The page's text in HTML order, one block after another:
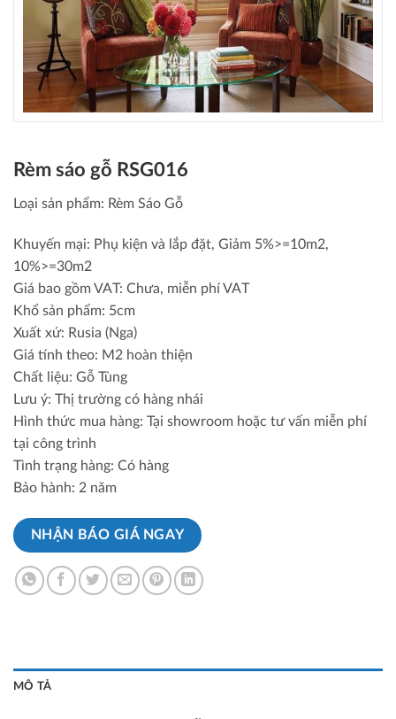
Rèm sáo gỗ RSG016
Loại sản phẩm: Rèm Sáo Gỗ
Khuyến mại: Phụ kiện và lắp đặt, Giảm 5%>=10m2,
10%>=30m2
Giá bao gồm VAT: Chưa, miễn phí VAT
Khổ sản phẩm: 5cm
Xuất xứ: Rusia (Nga)
Giá tính theo: M2 hoàn thiện
Chất liệu: Gỗ Tùng
Lưu ý: Thị trường có hàng nhái
Hình thức mua hàng: Tại showroom hoặc tư vấn miễn phí
tại công trình
Tình trạng hàng: Có hàng
Bảo hành: 2 năm
NHẬN BÁO GIÁ NGAY
MÔ TẢ